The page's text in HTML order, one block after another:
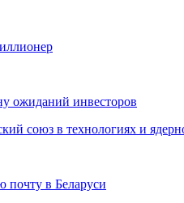
ожиданий инвесторов
союз в технологиях и
почту в Беларуси